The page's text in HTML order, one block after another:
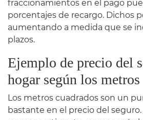
fraccionamientos en el pago
porcentajes de recargo. Dichos
aumentando a medida que se
plazos.
Ejemplo de precio del
hogar según los metros
Los metros cuadrados son un
bastante en el precio del